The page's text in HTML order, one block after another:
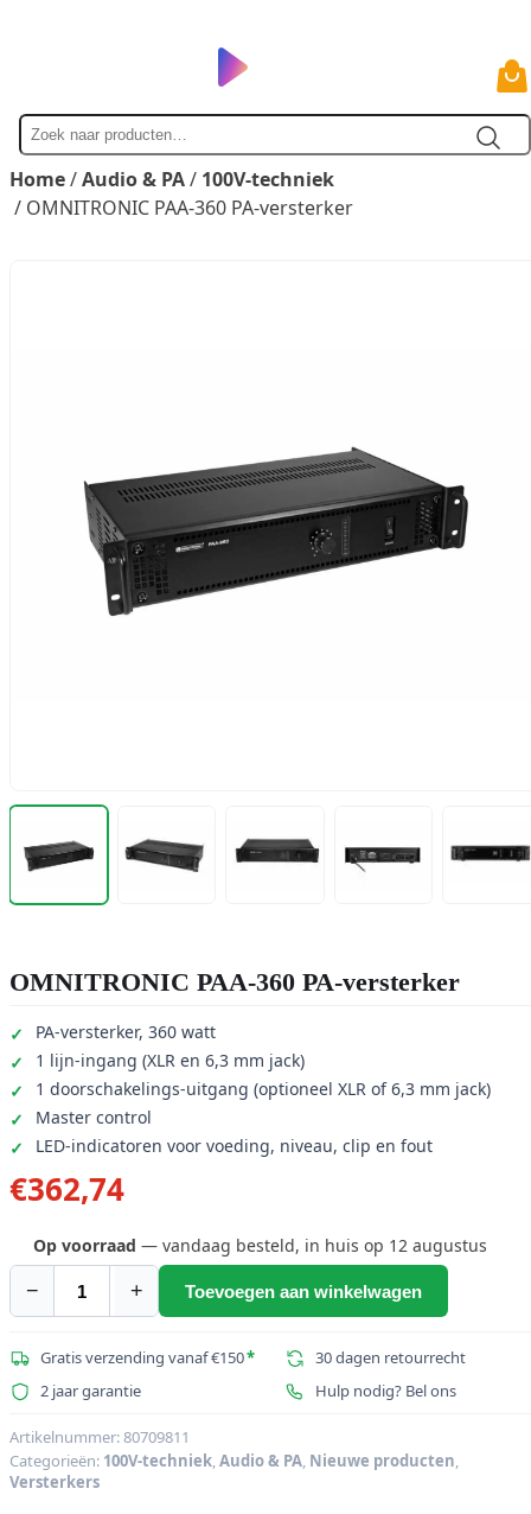
Zoek
naar
Home/Audio & PA/ 100V-techniek
/ OMNITRONIC PAA-360 PA-versterker
OMNITRONIC PAA-360 PA-versterker
PA-versterker, 360 watt
1 lijn-ingang (XLR en 6,3 mm jack)
1 doorschakelings-uitgang (optioneel XLR of 6,3 mm jack)
Master control
LED-indicatoren voor voeding, niveau, clip en fout
€362,74
Op voorraad — vandaag besteld, in huis op 12 augustus
−
OMNITRONIC
360
PA-
aantal
+ Toevoegen aan winkelwagen
Gratis verzending vanaf €150*
30 dagen retourrecht
2 jaar garantie
Hulp nodig? Bel ons
Artikelnummer:80709811
Categorieën: 100V-techniek,Audio & PA, Nieuwe producten,
Versterkers